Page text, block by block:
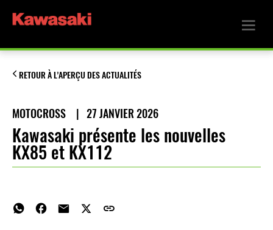
RETOUR À L’APERÇU DES ACTUALITÉS
MOTOCROSS | 27 JANVIER 2026
Kawasaki présente les nouvelles
KX85 et KX112